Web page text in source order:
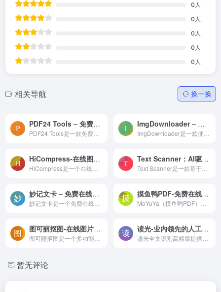
0 人
0 人
0 人
0 人
0 人
相关导航 换一换
PDF24 Tools – 免费且易于使用的在线PDF工具 ImgDownloader – 便捷的图片批量下载工具
HiCompress-在线图片压缩和转换工具 Text Scanner：AI驱动的图片扫描和文字识别软件
妙记文卡 – 免费在线卡片制作工具 摸鱼鸭PDF-免费在线PDF转换工具，支持多种格式互转
图可丽抠图-在线图片编辑软件，一键抠图、视频剪辑、照片动漫，让图片编辑变得简单有趣 读光-业内领先的人工智能OCR技术|表格识别,旋转识别,生僻字识别
暂无评论